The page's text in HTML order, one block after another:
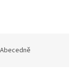
Abecedně